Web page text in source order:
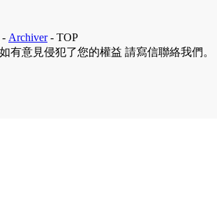
- Archiver- TOP
有意見侵犯了您的權益 請寫信聯絡我們。